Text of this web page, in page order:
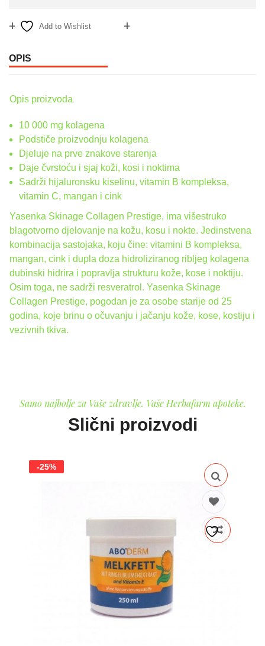
Add to Wishlist
OPIS
Opis proizvoda
10 000 mg kolagena
Podstiče proizvodnju kolagena
Djeluje na prve znakove starenja
Daje čvrstoću i sjaj koži, kosi i noktima
Sadrži hijaluronsku kiselinu, vitamin B kompleksa,
vitamin C, mangan i cink
Yasenka Skinage Collagen Prestige, ima višestruko
blagotvorno djelovanje na kožu, kosu i nokte. Jedinstvena
kombinacija sastojaka, koju čine: vitamini B kompleksa,
mangan, cink i dupla doza hidroliziranog ribljeg kolagena
dubinski hidrira i popravlja strukturu kože, kose i noktiju.
Osim toga, ne sadrži resveratrol. Yasenka Skinage
Collagen Prestige, pogodan je za osobe starije od 25
godina, koje brinu o očuvanju i jačanju kože, kose, kostiju i
vezivnih tkiva.
Samo najbolje za Vaše zdravlje. Vaše Herbafarm apoteke.
Slični proizvodi
-25%